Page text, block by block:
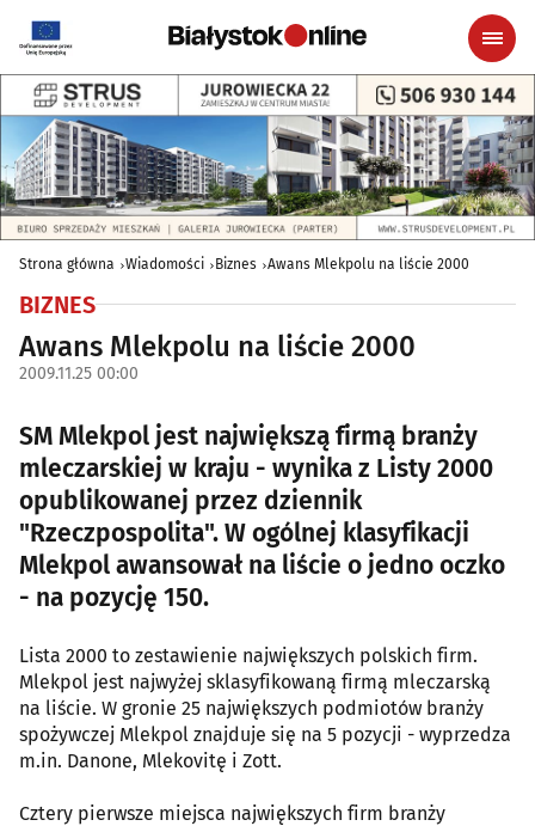
Strona główna Wiadomości Biznes Awans Mlekpolu na liście 2000
BIZNES
Awans Mlekpolu na liście 2000
2009.11.25 00:00
SM Mlekpol jest największą firmą branży
mleczarskiej w kraju - wynika z Listy 2000
opublikowanej przez dziennik
"Rzeczpospolita". W ogólnej klasyfikacji
Mlekpol awansował na liście o jedno oczko
- na pozycję 150.
Lista 2000 to zestawienie największych polskich firm.
Mlekpol jest najwyżej sklasyfikowaną firmą mleczarską
na liście. W gronie 25 największych podmiotów branży
spożywczej Mlekpol znajduje się na 5 pozycji - wyprzedza
m.in. Danone, Mlekovitę i Zott.
Cztery pierwsze miejsca największych firm branży